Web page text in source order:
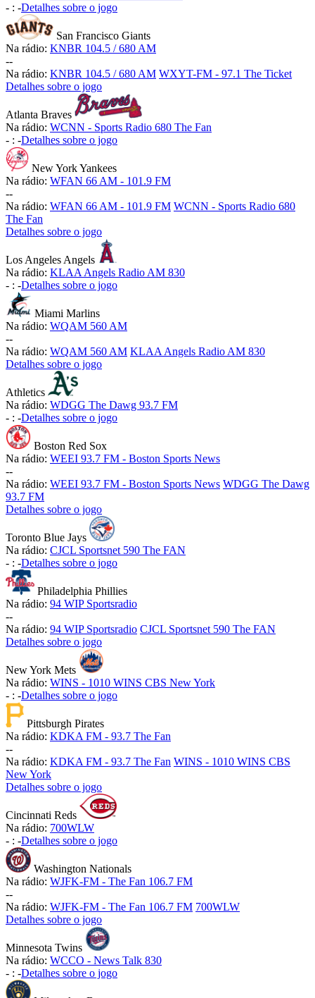
- : -Detalhes sobre o jogo
San Francisco Giants
Na rádio: KNBR 104.5 / 680 AM
--
Na rádio: KNBR 104.5 / 680 AM WXYT-FM - 97.1 The Ticket
Detalhes sobre o jogo
Atlanta Braves
Na rádio: WCNN - Sports Radio 680 The Fan
- : -Detalhes sobre o jogo
New York Yankees
Na rádio: WFAN 66 AM - 101.9 FM
--
Na rádio: WFAN 66 AM - 101.9 FM WCNN - Sports Radio 680
The Fan
Detalhes sobre o jogo
Los Angeles Angels
Na rádio: KLAA Angels Radio AM 830
- : -Detalhes sobre o jogo
Miami Marlins
Na rádio: WQAM 560 AM
--
Na rádio: WQAM 560 AM KLAA Angels Radio AM 830
Detalhes sobre o jogo
Athletics
Na rádio: WDGG The Dawg 93.7 FM
- : -Detalhes sobre o jogo
Boston Red Sox
Na rádio: WEEI 93.7 FM - Boston Sports News
--
Na rádio: WEEI 93.7 FM - Boston Sports News WDGG The Dawg
93.7 FM
Detalhes sobre o jogo
Toronto Blue Jays
Na rádio: CJCL Sportsnet 590 The FAN
- : -Detalhes sobre o jogo
Philadelphia Phillies
Na rádio: 94 WIP Sportsradio
--
Na rádio: 94 WIP Sportsradio CJCL Sportsnet 590 The FAN
Detalhes sobre o jogo
New York Mets
Na rádio: WINS - 1010 WINS CBS New York
- : -Detalhes sobre o jogo
Pittsburgh Pirates
Na rádio: KDKA FM - 93.7 The Fan
--
Na rádio: KDKA FM - 93.7 The Fan WINS - 1010 WINS CBS
New York
Detalhes sobre o jogo
Cincinnati Reds
Na rádio: 700WLW
- : -Detalhes sobre o jogo
Washington Nationals
Na rádio: WJFK-FM - The Fan 106.7 FM
--
Na rádio: WJFK-FM - The Fan 106.7 FM 700WLW
Detalhes sobre o jogo
Minnesota Twins
Na rádio: WCCO - News Talk 830
- : -Detalhes sobre o jogo